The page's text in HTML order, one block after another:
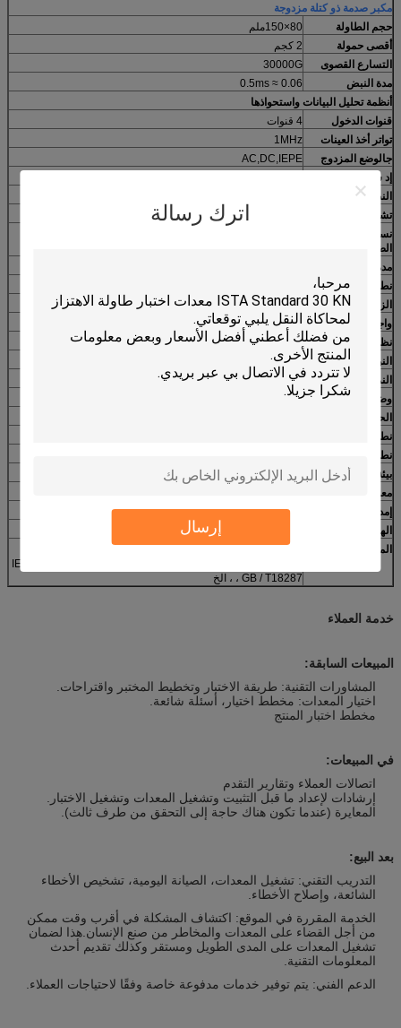
اترك رسالة
إرسال
مكبر صدمة ذو كتلة مزدوجة
حجم الطاولة
80×150ملم
أقصى حمولة
2 كجم
التسارع القصوى
30000G
مدة النبض
0.06 ≈ 0.5ms
أنظمة تحليل البيانات واستحواذها
قنوات الدخول
4 قنوات
تواتر أخذ العينات
1MHz
جالوضع المزدوج
AC,DC,IEPE
إد سي
النطاق الديناميكي
تشويه هارموني
نسبة الإشارة إلى
الضوضاء
مدة النبض
نطاق التسارع
الزناد الخارجي
دعم
واجهة
USB20
نظام تشغيل
Win10
النوع
أجهزة استشعار تسارع الصدمة
النموذج
3200B2T
وضع الخروج
نوع الشحنة
الحساسية
نطاق التردد
نطاق التسارع
بيئة التشغيل
-51 إلى + 121 درجة مئوية
معلومات أخرى
إمدادات الطاقة
التيار المتردد ، ثلاث مراحل ، 380V ± 10٪ 60Hz 5KVA
الهواء المضغوط
المعايير المعمول بها
جي بي 24235(جي جي بي 150)18(جي جي بي
360)23(أون38)3،IEC68-2-27 ، MIL STD202F ، MIL-STD810B
، GB / T18287 ، الخ
خدمة العملاء
المبيعات السابقة:
المشاورات التقنية: طريقة الاختبار وتخطيط المختبر واقتراحات.
اختيار المعدات: مخطط اختيار، أسئلة شائعة.
مخطط اختبار المنتج
في المبيعات:
اتصالات العملاء وتقارير التقدم
إرشادات لإعداد ما قبل التثبيت وتشغيل المعدات وتشغيل الاختبار.
المعايرة (عندما تكون هناك حاجة إلى التحقق من طرف ثالث).
بعد البيع:
التدريب التقني: تشغيل المعدات، الصيانة اليومية، تشخيص الأخطاء
الشائعة، وإصلاح الأخطاء.
الخدمة المقررة في الموقع: اكتشاف المشكلة في أقرب وقت ممكن
من أجل القضاء على المعدات والمخاطر من صنع الإنسان.هذا لضمان
تشغيل المعدات على المدى الطويل ومستقر وكذلك تقديم أحدث
المعلومات التقنية.
الدعم الفني: يتم توفير خدمات مدفوعة خاصة وفقًا لاحتياجات العملاء.